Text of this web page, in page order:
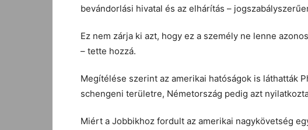
bevándorlási hivatal és az elhárítás –
Ez nem zárja ki azt, hogy ez a személy ne lenne
– tette hozzá.
Megítélése szerint az amerikai hatóságok is láthatták
schengeni területre, Németország pedig azt
Miért a Jobbikhoz fordult az amerikai nagykövetség